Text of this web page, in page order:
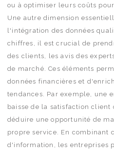
ou à optimiser leurs coûts
Une autre dimension
l'intégration des données
chiffres, il est crucial de
des clients, les avis des
de marché. Ces éléments
données financières et
tendances. Par exemple, une
baisse de la satisfaction
déduire une opportunité de
propre service. En combinant
d'information, les entreprises